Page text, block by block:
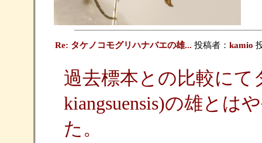
Re: タケノコモグリハナバエの雄... 投稿者： kamio
過去標本との比較にて
kiangsuensis)の雄とは
た。